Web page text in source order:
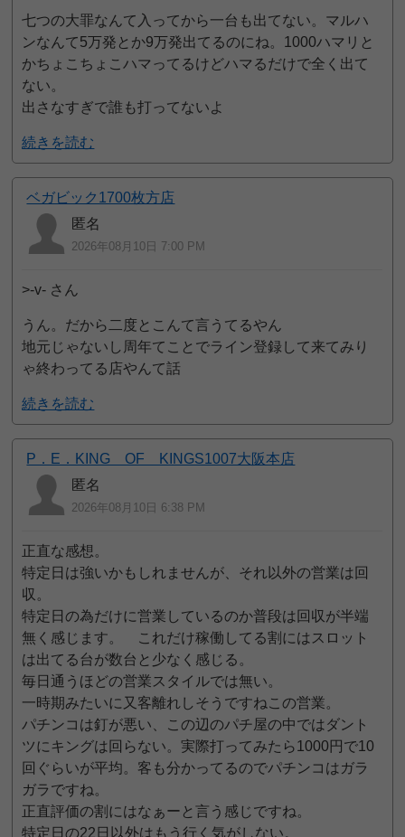
七つの大罪なんて入ってから一台も出てない。マルハ
ンなんて5万発とか9万発出てるのにね。1000ハマリと
かちょこちょこハマってるけどハマるだけで全く出て
ない。
出さなすぎで誰も打ってないよ
続きを読む
ベガビック1700枚方店
匿名
2026年08月10日 7:00 PM
>-v- さん
うん。だから二度とこんて言うてるやん
地元じゃないし周年てことでライン登録して来てみり
ゃ終わってる店やんて話
続きを読む
P．E．KING OF KINGS1007大阪本店
匿名
2026年08月10日 6:38 PM
正直な感想。
特定日は強いかもしれませんが、それ以外の営業は回
収。
特定日の為だけに営業しているのか普段は回収が半端
無く感じます。 これだけ稼働してる割にはスロット
は出てる台が数台と少なく感じる。
毎日通うほどの営業スタイルでは無い。
一時期みたいに又客離れしそうですねこの営業。
パチンコは釘が悪い、この辺のパチ屋の中ではダント
ツにキングは回らない。実際打ってみたら1000円で10
回ぐらいが平均。客も分かってるのでパチンコはガラ
ガラですね。
正直評価の割にはなぁーと言う感じですね。
特定日の22日以外はもう行く気がしない。